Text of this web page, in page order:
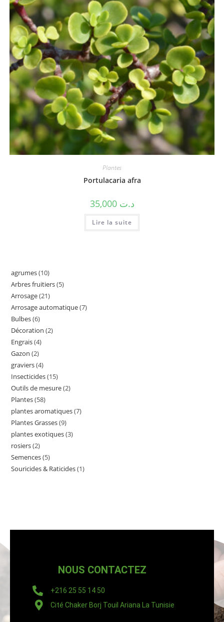
Plantes
Portulacaria afra
د.ت 35,000
Lire la suite
agrumes 10
Arbres fruitiers 5
Arrosage 21
Arrosage automatique 7
Bulbes 6
Décoration 2
Engrais 4
Gazon 2
graviers 4
Insecticides 15
Outils de mesure 2
Plantes 58
plantes aromatiques 7
Plantes Grasses 9
plantes exotiques 3
rosiers 2
Semences 5
Souricides & Raticides 1
NOUS CONTACTEZ
+216 25 55 14 50
Cité Chaker Borj Touil Ariana La Tunisie